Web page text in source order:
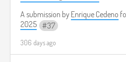
A submission by Enrique Cedeno
2025
37
306 days ago